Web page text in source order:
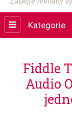
Kategorie
Fiddle
Audio